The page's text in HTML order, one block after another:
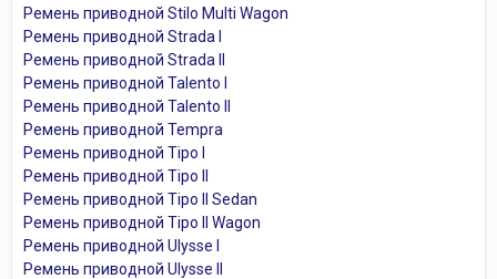
Ремень приводной Stilo Multi Wagon
Ремень приводной Strada I
Ремень приводной Strada II
Ремень приводной Talento I
Ремень приводной Talento II
Ремень приводной Tempra
Ремень приводной Tipo I
Ремень приводной Tipo II
Ремень приводной Tipo II Sedan
Ремень приводной Tipo II Wagon
Ремень приводной Ulysse I
Ремень приводной Ulysse II